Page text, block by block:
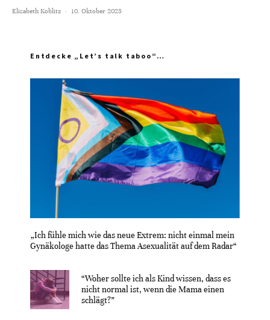
Elisabeth Koblitz · 10. Oktober 2025
Entdecke „Let’s talk taboo“…
„Ich fühle mich wie das neue Extrem: nicht einmal mein
Gynäkologe hatte das Thema Asexualität auf dem Radar“
“Woher sollte ich als Kind wissen, dass es
nicht normal ist, wenn die Mama einen
schlägt?”